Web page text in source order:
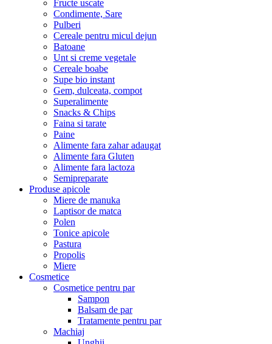
Fructe uscate
Condimente, Sare
Pulberi
Cereale pentru micul dejun
Batoane
Unt si creme vegetale
Cereale boabe
Supe bio instant
Gem, dulceata, compot
Superalimente
Snacks & Chips
Faina si tarate
Paine
Alimente fara zahar adaugat
Alimente fara Gluten
Alimente fara lactoza
Semipreparate
Produse apicole
Miere de manuka
Laptisor de matca
Polen
Tonice apicole
Pastura
Propolis
Miere
Cosmetice
Cosmetice pentru par
Sampon
Balsam de par
Tratamente pentru par
Machiaj